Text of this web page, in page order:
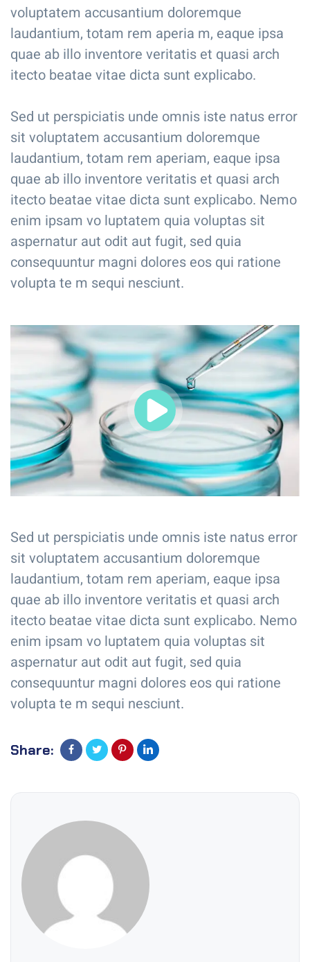
voluptatem accusantium doloremque
laudantium, totam rem aperia m, eaque ipsa
quae ab illo inventore veritatis et quasi arch
itecto beatae vitae dicta sunt explicabo.
Sed ut perspiciatis unde omnis iste natus error
sit voluptatem accusantium doloremque
laudantium, totam rem aperiam, eaque ipsa
quae ab illo inventore veritatis et quasi arch
itecto beatae vitae dicta sunt explicabo. Nemo
enim ipsam vo luptatem quia voluptas sit
aspernatur aut odit aut fugit, sed quia
consequuntur magni dolores eos qui ratione
volupta te m sequi nesciunt.
Sed ut perspiciatis unde omnis iste natus error
sit voluptatem accusantium doloremque
laudantium, totam rem aperiam, eaque ipsa
quae ab illo inventore veritatis et quasi arch
itecto beatae vitae dicta sunt explicabo. Nemo
enim ipsam vo luptatem quia voluptas sit
aspernatur aut odit aut fugit, sed quia
consequuntur magni dolores eos qui ratione
volupta te m sequi nesciunt.
Share: